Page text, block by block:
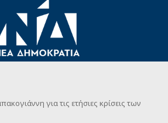
για τις ετήσιες κρίσεις των